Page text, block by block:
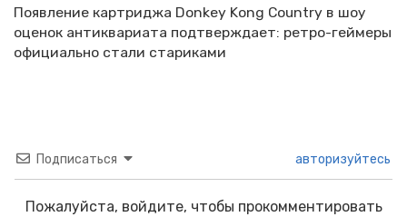
Появление картриджа Donkey Kong Country в шоу
оценок антиквариата подтверждает: ретро-геймеры
официально стали стариками
Подписаться авторизуйтесь
Пожалуйста, войдите, чтобы прокомментировать